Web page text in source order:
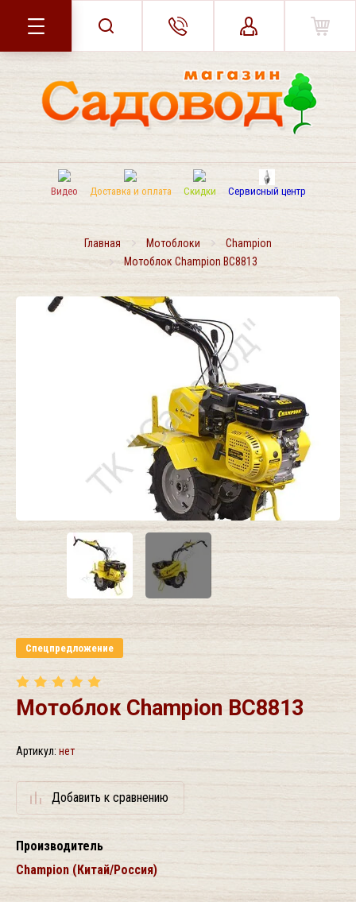
Видео Доставка и оплата Скидки Сервисный центр
Главная Мотоблоки
Champion
Мотоблок Champion BC8813
Спецпредложение
Мотоблок Champion BC8813
Артикул: нет
Добавить к сравнению
Производитель
Champion (Китай/Россия)